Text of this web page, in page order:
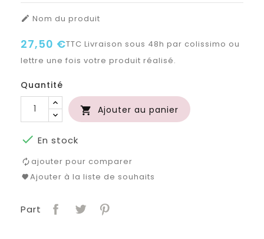
 Nom du produit
27,50 €TTC Livraison sous 48h par colissimo ou
lettre une fois votre produit réalisé.
Quantité
 Ajouter au panier
 En stock
ajouter pour comparer
Ajouter à la liste de souhaits
Part